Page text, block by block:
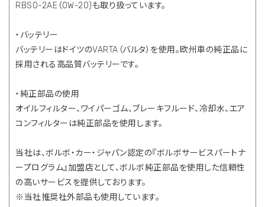
RBS0-2AE（0W-20)も取り扱っています。
・バッテリー
バッテリーはドイツのVARTA（バルタ）を使用。欧州車の純正品に
採用される高品質バッテリーです。
・純正部品の使用
オイルフィルター、ワイパーゴム、ブレーキフルード、冷却水、エア
コンフィルターは純正部品を使用します。
当社は、ボルボ・カー・ジャパン認定の『ボルボサービスパートナ
ープログラム』加盟店として、ボルボ純正部品を使用した信頼性
の高いサービスを提供しております。
※当社推奨社外部品も使用しています。